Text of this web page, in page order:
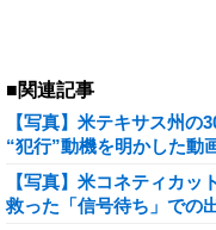
■関連記事
【写真】米テキサス州の
“犯行”動機を明かした動
【写真】米コネティカ
救った「信号待ち」での